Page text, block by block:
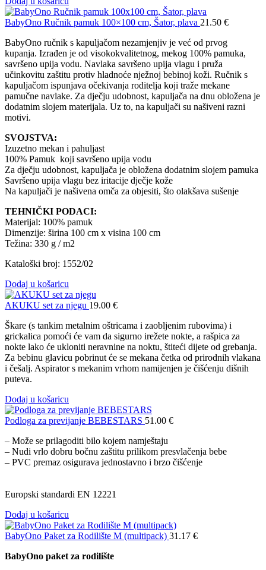
BabyOno Ručnik pamuk 100×100 cm, Šator, plava 21.50 €
BabyOno ručnik s kapuljačom nezamjenjiv je već od prvog
kupanja. Izrađen je od visokokvalitetnog, mekog 100% pamuka,
savršeno upija vodu. Navlaka savršeno upija vlagu i pruža
učinkovitu zaštitu protiv hladnoće nježnoj bebinoj koži. Ručnik s
kapuljačom ispunjava očekivanja roditelja koji traže mekane
pamučne navlake. Za dječju udobnost, kapuljača na dnu obložena je
dodatnim slojem materijala. Uz to, na kapuljači su našiveni razni
motivi.
SVOJSTVA:
Izuzetno mekan i pahuljast
100% Pamuk koji savršeno upija vodu
Za dječju udobnost, kapuljača je obložena dodatnim slojem pamuka
Savršeno upija vlagu bez iritacije dječje kože
Na kapuljači je našivena omča za objesiti, što olakšava sušenje
TEHNIČKI PODACI:
Materijal: 100% pamuk
Dimenzije: širina 100 cm x visina 100 cm
Težina: 330 g / m2
Kataloški broj: 1552/02
Dodaj u košaricu
AKUKU set za njegu 19.00 €
Škare (s tankim metalnim oštricama i zaobljenim rubovima) i
grickalica pomoći će vam da sigurno irežete nokte, a rašpica za
nokte lako će ukloniti neravnine na noktu, štiteći dijete od grebanja.
Za bebinu glavicu pobrinut će se mekana četka od prirodnih vlakana
i češalj. Aspirator s mekanim vrhom namijenjen je čišćenju dišnih
puteva.
Dodaj u košaricu
Podloga za previjanje BEBESTARS 51.00 €
– Može se prilagoditi bilo kojem namještaju
– Nudi vrlo dobru bočnu zaštitu prilikom presvlačenja bebe
– PVC premaz osigurava jednostavno i brzo čišćenje
Europski standardi EN 12221
Dodaj u košaricu
BabyOno Paket za Rodilište M (multipack) 31.17 €
BabyOno paket za rodilište